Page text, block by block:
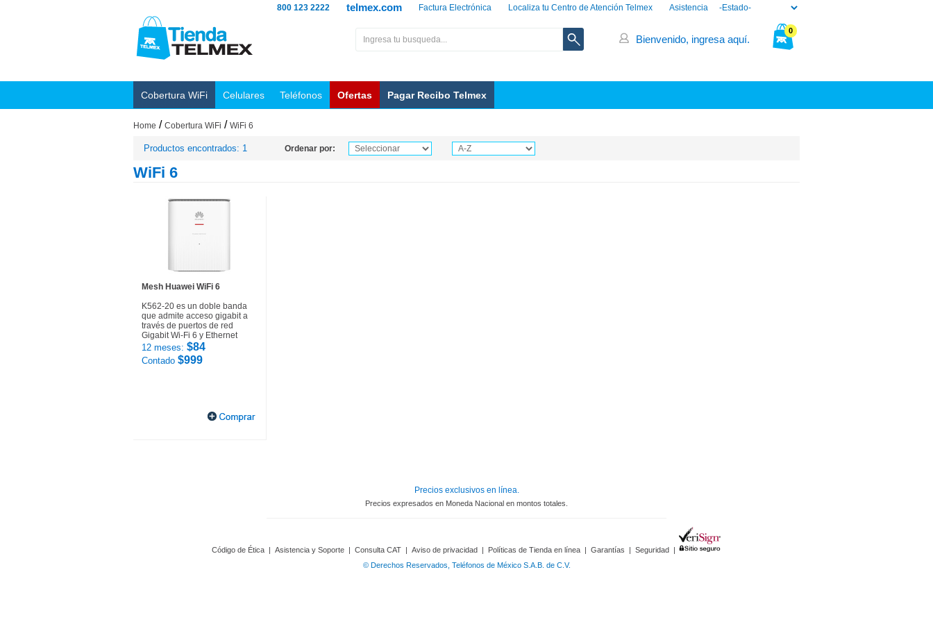
Asistencia
Localiza tu Centro de Atención Telmex
Factura Electrónica
telmex.com
800 123 2222
0
Bienvenido, ingresa aquí.
Cobertura WiFi Celulares Teléfonos Ofertas Pagar Recibo Telmex
Home / Cobertura WiFi / WiFi 6
Productos encontrados: 1 Ordenar por:
WiFi 6
Mesh Huawei WiFi 6
K562-20 es un doble banda
que admite acceso gigabit a
través de puertos de red
Gigabit Wi-Fi 6 y Ethernet
12 meses: $84
Contado $999
Precios exclusivos en línea.
Precios expresados en Moneda Nacional en montos totales.
Código de Ética | Asistencia y Soporte | Consulta CAT | Aviso de privacidad | Políticas de Tienda en línea | Garantías | Seguridad |
© Derechos Reservados, Teléfonos de México S.A.B. de C.V.